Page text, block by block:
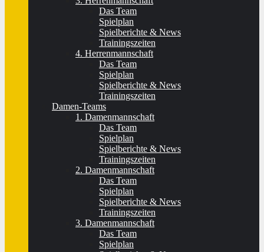
Das Team
Spielplan
Spielberichte & News
Trainingszeiten
4. Herrenmannschaft
Das Team
Spielplan
Spielberichte & News
Trainingszeiten
Damen-Teams
1. Damenmannschaft
Das Team
Spielplan
Spielberichte & News
Trainingszeiten
2. Damenmannschaft
Das Team
Spielplan
Spielberichte & News
Trainingszeiten
3. Damenmannschaft
Das Team
Spielplan